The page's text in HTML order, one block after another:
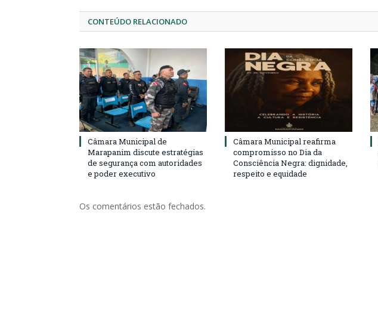
CONTEÚDO RELACIONADO
Câmara Municipal de
Marapanim discute estratégias
de segurança com autoridades
e poder executivo
Câmara Municipal reafirma
compromisso no Dia da
Consciência Negra: dignidade,
respeito e equidade
Os comentários estão fechados.